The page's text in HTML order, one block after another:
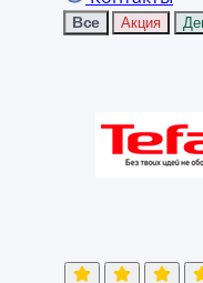
Все Акция